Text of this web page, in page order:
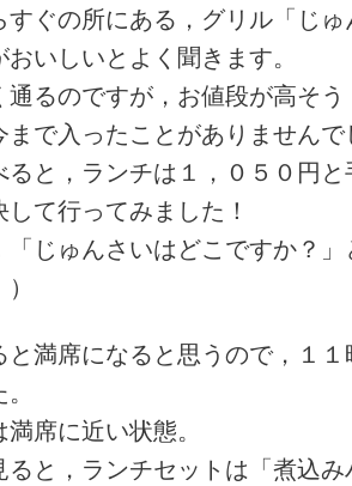
すぐの所にある，グリル「じ
いしいとよく聞きます。
通るのですが，お値段が高そ
まで入ったことがありません
ると，ランチは１，０５０円
て行ってみました！
「じゅんさいはどこですか？
と満席になると思うので，１
席に近い状態。
ると，ランチセットは「煮込